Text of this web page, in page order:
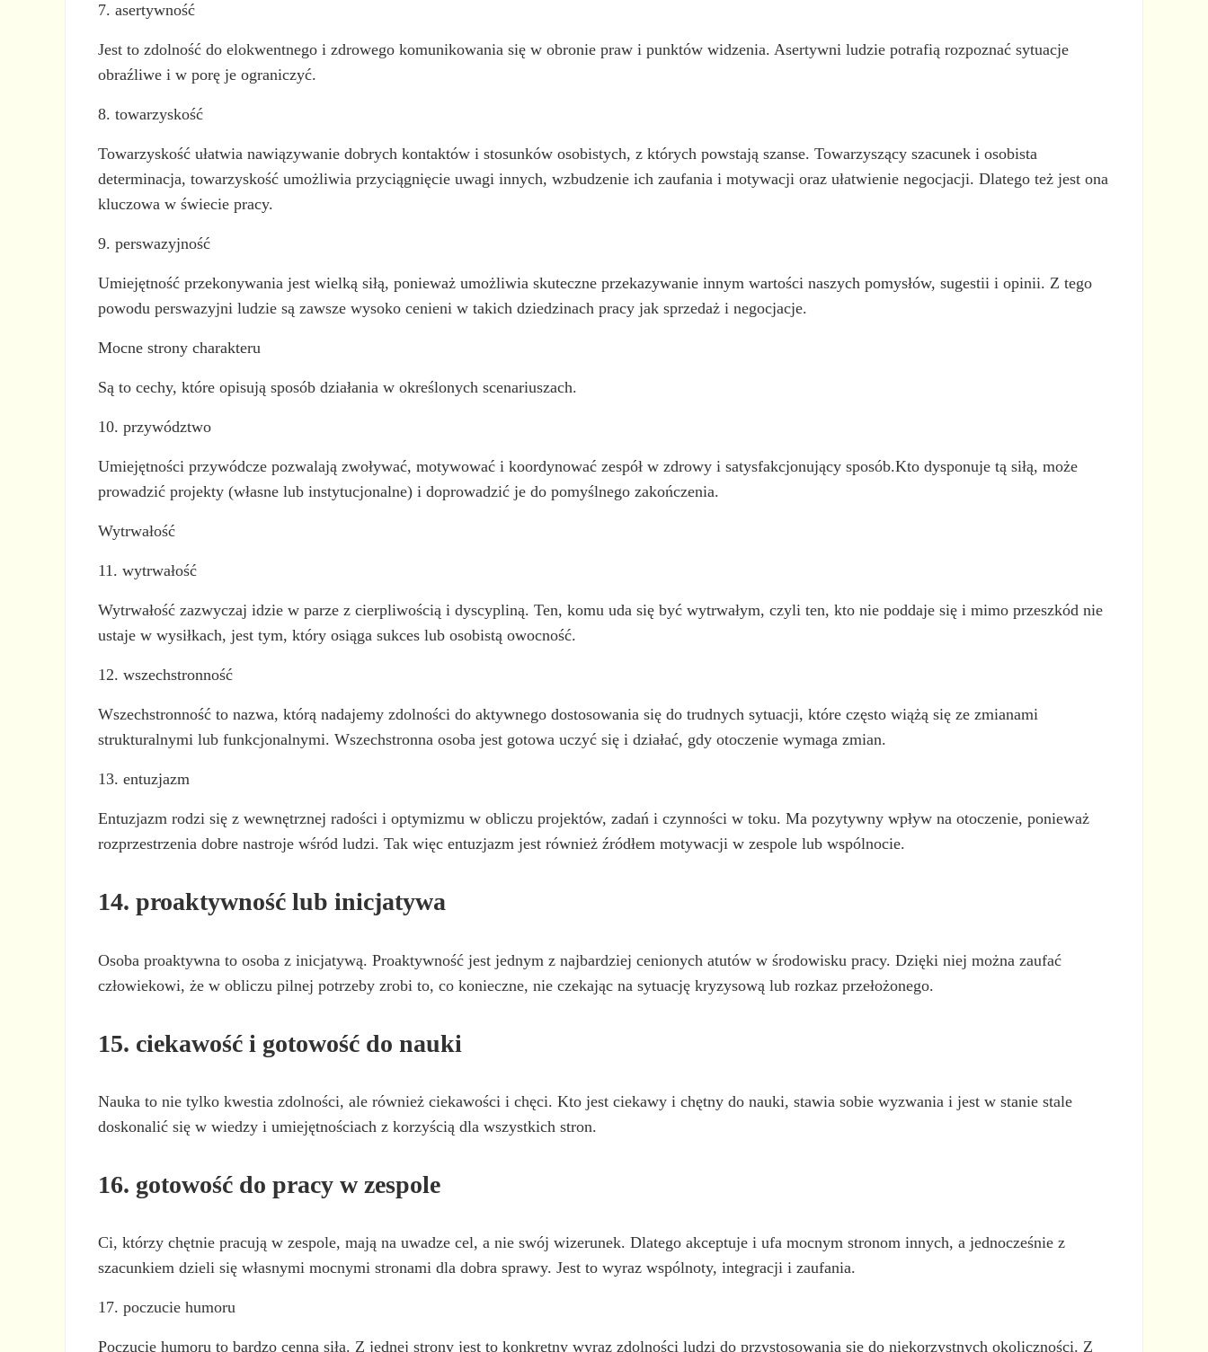
7. asertywność
Jest to zdolność do elokwentnego i zdrowego komunikowania się w obronie praw i punktów widzenia. Asertywni ludzie potrafią rozpoznać sytuacje
obraźliwe i w porę je ograniczyć.
8. towarzyskość
Towarzyskość ułatwia nawiązywanie dobrych kontaktów i stosunków osobistych, z których powstają szanse. Towarzyszący szacunek i osobista
determinacja, towarzyskość umożliwia przyciągnięcie uwagi innych, wzbudzenie ich zaufania i motywacji oraz ułatwienie negocjacji. Dlatego też jest ona
kluczowa w świecie pracy.
9. perswazyjność
Umiejętność przekonywania jest wielką siłą, ponieważ umożliwia skuteczne przekazywanie innym wartości naszych pomysłów, sugestii i opinii. Z tego
powodu perswazyjni ludzie są zawsze wysoko cenieni w takich dziedzinach pracy jak sprzedaż i negocjacje.
Mocne strony charakteru
Są to cechy, które opisują sposób działania w określonych scenariuszach.
10. przywództwo
Umiejętności przywódcze pozwalają zwoływać, motywować i koordynować zespół w zdrowy i satysfakcjonujący sposób.Kto dysponuje tą siłą, może
prowadzić projekty (własne lub instytucjonalne) i doprowadzić je do pomyślnego zakończenia.
Wytrwałość
11. wytrwałość
Wytrwałość zazwyczaj idzie w parze z cierpliwością i dyscypliną. Ten, komu uda się być wytrwałym, czyli ten, kto nie poddaje się i mimo przeszkód nie
ustaje w wysiłkach, jest tym, który osiąga sukces lub osobistą owocność.
12. wszechstronność
Wszechstronność to nazwa, którą nadajemy zdolności do aktywnego dostosowania się do trudnych sytuacji, które często wiążą się ze zmianami
strukturalnymi lub funkcjonalnymi. Wszechstronna osoba jest gotowa uczyć się i działać, gdy otoczenie wymaga zmian.
13. entuzjazm
Entuzjazm rodzi się z wewnętrznej radości i optymizmu w obliczu projektów, zadań i czynności w toku. Ma pozytywny wpływ na otoczenie, ponieważ
rozprzestrzenia dobre nastroje wśród ludzi. Tak więc entuzjazm jest również źródłem motywacji w zespole lub wspólnocie.
14. proaktywność lub inicjatywa
Osoba proaktywna to osoba z inicjatywą. Proaktywność jest jednym z najbardziej cenionych atutów w środowisku pracy. Dzięki niej można zaufać
człowiekowi, że w obliczu pilnej potrzeby zrobi to, co konieczne, nie czekając na sytuację kryzysową lub rozkaz przełożonego.
15. ciekawość i gotowość do nauki
Nauka to nie tylko kwestia zdolności, ale również ciekawości i chęci. Kto jest ciekawy i chętny do nauki, stawia sobie wyzwania i jest w stanie stale
doskonalić się w wiedzy i umiejętnościach z korzyścią dla wszystkich stron.
16. gotowość do pracy w zespole
Ci, którzy chętnie pracują w zespole, mają na uwadze cel, a nie swój wizerunek. Dlatego akceptuje i ufa mocnym stronom innych, a jednocześnie z
szacunkiem dzieli się własnymi mocnymi stronami dla dobra sprawy. Jest to wyraz wspólnoty, integracji i zaufania.
17. poczucie humoru
Poczucie humoru to bardzo cenna siła. Z jednej strony jest to konkretny wyraz zdolności ludzi do przystosowania się do niekorzystnych okoliczności. Z